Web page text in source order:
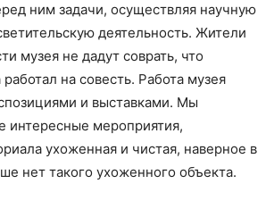
ним задачи, осуществляя научную
деятельность. Жители
музея не дадут соврать, что
на совесть. Работа музея
и выставками. Мы
интересные мероприятия,
ухоженная и чистая, наверное в
нет такого ухоженного объекта.